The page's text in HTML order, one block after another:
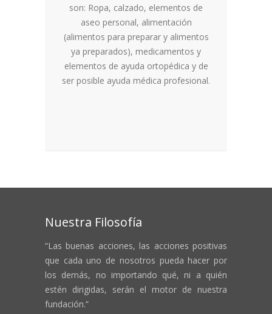
son: Ropa, calzado, elementos de
aseo personal, alimentación
(alimentos para preparar y alimentos
ya preparados), medicamentos y
elementos de ayuda ortopédica y de
ser posible ayuda médica profesional.
Nuestra Filosofía
“Las buenas acciones, las acciones positivas
que cada uno de nosotros pueda hacer por
los demás, no importando qué, ni a quién
estén dirigidas, serán el motor de nuestra
fundación.”